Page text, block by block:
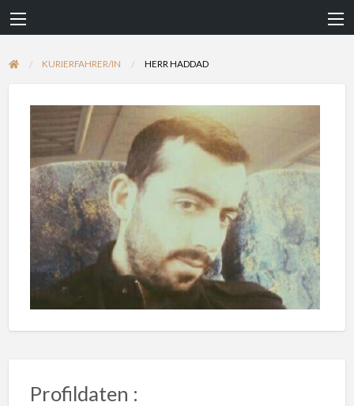
KURIERFAHRER/IN HERR HADDAD
Profildaten :